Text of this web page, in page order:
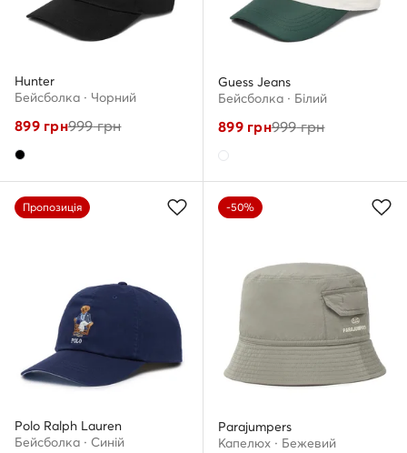
Hunter
Бейсболка · Чорний
899грн999грн
Guess Jeans
Бейсболка · Білий
899грн999грн
Пропозиція
Polo Ralph Lauren
Бейсболка · Cиній
-50%
Parajumpers
Капелюх · Бежевий